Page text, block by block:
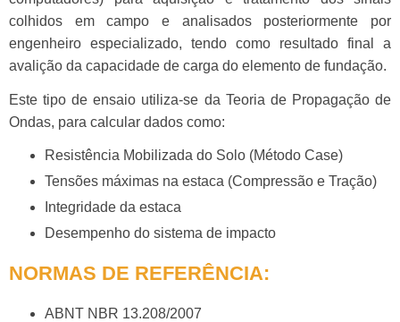
colhidos em campo e analisados posteriormente por
engenheiro especializado, tendo como resultado final a
avalição da capacidade de carga do elemento de fundação.
Este tipo de ensaio utiliza-se da Teoria de Propagação de
Ondas, para calcular dados como:
Resistência Mobilizada do Solo (Método Case)
Tensões máximas na estaca (Compressão e Tração)
Integridade da estaca
Desempenho do sistema de impacto
NORMAS DE REFERÊNCIA:
ABNT NBR 13.208/2007